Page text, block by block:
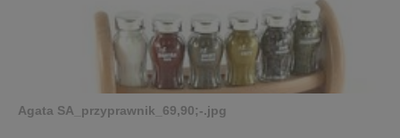
Agata SA_przyprawnik_69,90;-.jpg